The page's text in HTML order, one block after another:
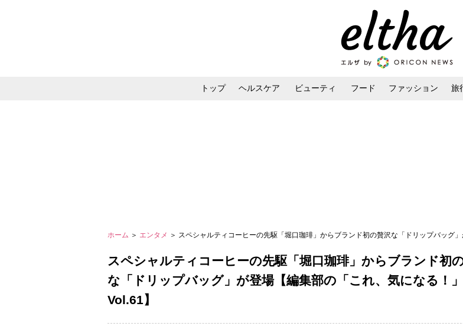
トップ ヘルスケア ビューティ フード ファッション 旅
ホーム ＞ エンタメ ＞ スペシャルティコーヒーの先駆「堀口珈琲」からブランド初の贅沢な「ドリップバッグ
スペシャルティコーヒーの先駆「堀口珈琲」からブランド初
な「ドリップバッグ」が登場【編集部の「これ、気になる！」
Vol.61】